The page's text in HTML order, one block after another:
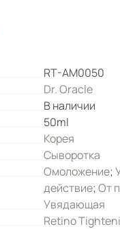
RT-AM0050
Dr. Oracle
В наличии
50ml
Корея
Сыворотка
Омоложение;
действие;От
Увядающая
Retino